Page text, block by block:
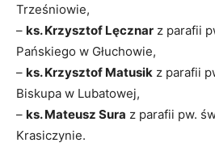
Trześniowie,
– ks. Krzysztof Lęcznar z parafii
Pańskiego w Głuchowie,
– ks. Krzysztof Matusik z parafii
Biskupa w Lubatowej,
– ks. Mateusz Sura z parafii pw.
Krasiczynie.